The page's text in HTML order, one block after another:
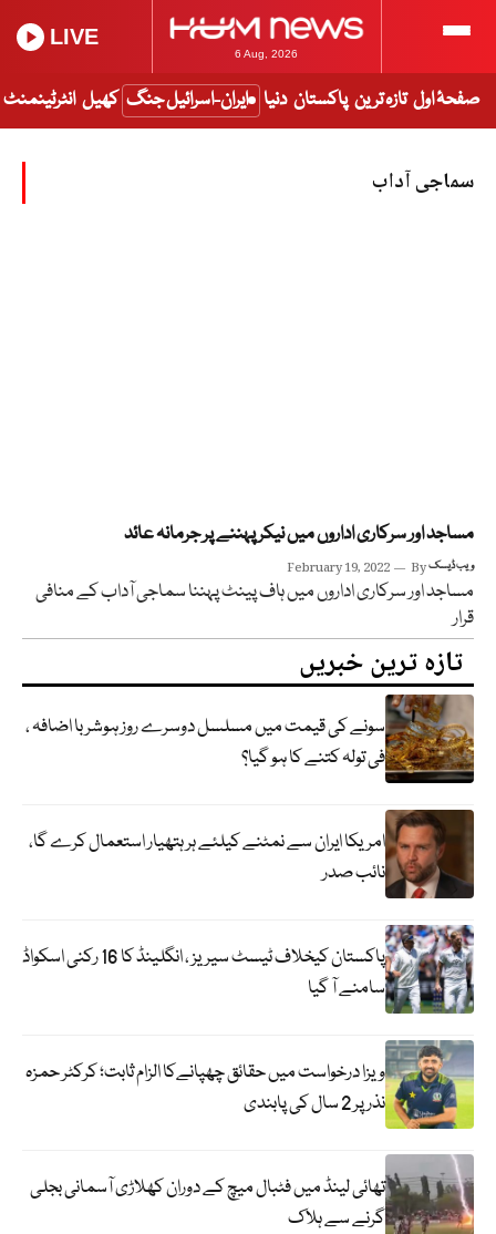
6 Aug, 2026
LIVE
صفحۂ اول تازہ ترین پاکستان دنیا ایران-اسرائیل جنگ کھیل انٹرٹینمنٹ
سماجی آداب
مساجد اور سرکاری اداروں میں نیکر پہننے پر جرمانہ عائد
February 19, 2022 Byویب ڈیسک
مساجد اور سرکاری اداروں میں ہاف پینٹ پہننا سماجی آداب کے منافی
قرار
تازہ ترین خبریں
سونے کی قیمت میں مسلسل دوسرے روز ہوشربا اضافہ ،
فی تولہ کتنے کا ہو گیا؟
امریکا ایران سے نمٹنے کیلئے ہر ہتھیار استعمال کرے گا،
نائب صدر
پاکستان کیخلاف ٹیسٹ سیریز ، انگلینڈ کا 16 رکنی اسکواڈ
سامنے آ گیا
ویزا درخواست میں حقائق چھپانےکا الزام ثابت؛ کرکٹر حمزہ
نذر پر 2 سال کی پابندی
تھائی لینڈ میں فٹبال میچ کے دوران کھلاڑی آسمانی بجلی
گرنے سے ہلاک